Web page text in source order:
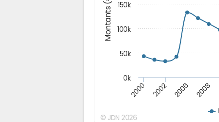
Montants (€)
2000 2002 2006 2008
0k
50k
100k
150k
© JDN 2026